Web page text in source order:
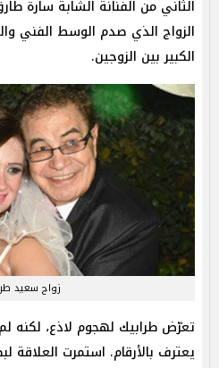
الزواج الذي صدم الوسط الفني
الكبير بين الزوجين.
زواج سعيد
تعرّض طرابيك لهجوم لاذع، لكنه
يعترف بالأرقام. استمرت